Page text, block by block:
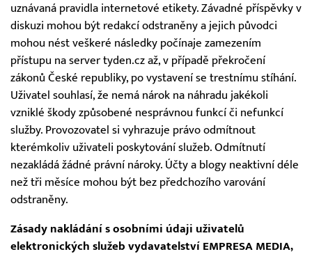
uznávaná pravidla internetové etikety. Závadné příspěvky v
diskuzi mohou být redakcí odstraněny a jejich původci
mohou nést veškeré následky počínaje zamezením
přístupu na server tyden.cz až, v případě překročení
zákonů České republiky, po vystavení se trestnímu stíhání.
Uživatel souhlasí, že nemá nárok na náhradu jakékoli
vzniklé škody způsobené nesprávnou funkcí či nefunkcí
služby. Provozovatel si vyhrazuje právo odmítnout
kterémkoliv uživateli poskytování služeb. Odmítnutí
nezakládá žádné právní nároky. Účty a blogy neaktivní déle
než tři měsíce mohou být bez předchozího varování
odstraněny.
Zásady nakládání s osobními údaji uživatelů
elektronických služeb vydavatelství EMPRESA MEDIA,